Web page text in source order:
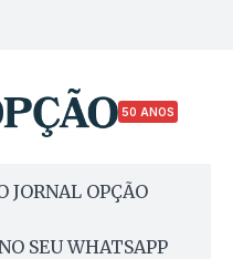
50 ANOS
JORNAL OPÇÃO
SEU WHATSAPP